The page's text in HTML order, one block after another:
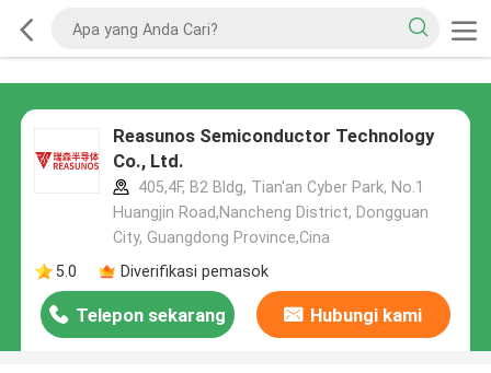
Reasunos Semiconductor Technology
Co., Ltd.
405,4F, B2 Bldg, Tian'an Cyber Park, No.1
Huangjin Road,Nancheng District, Dongguan
City, Guangdong Province,Cina
5.0
Diverifikasi pemasok
Telepon sekarang Hubungi kami